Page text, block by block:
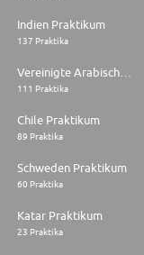
Indien Praktikum
137 Praktika
Vereinigte Arabische Emirate Praktikum
111 Praktika
Chile Praktikum
89 Praktika
Schweden Praktikum
60 Praktika
Katar Praktikum
23 Praktika